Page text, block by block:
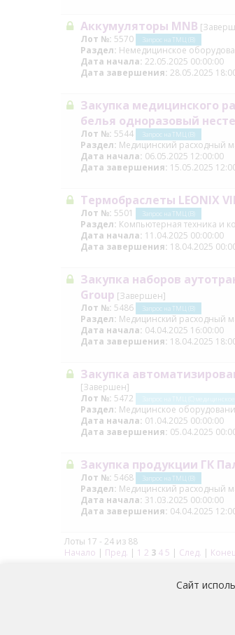
Лоты 17 - 24 из 88
Начало | Пред. | 1 2 3 4 5 | След. |
Аккумуляторы MNB
Лот №: 5570 Запрос на ТМЦ (В)
Раздел: Немедицинское
Дата начала: 22.05.2025 00:00:00
Дата завершения: 28.05.2025
Закупка медицинского
белья одноразовый
Лот №: 5544 Запрос на ТМЦ (В)
Раздел: Медицинский расходный
Дата начала: 06.05.2025 12:00:00
Дата завершения: 15.05.2025
Термобраслеты LEONIX
Лот №: 5501 Запрос на ТМЦ (В)
Раздел: Компьютерная техника и
Дата начала: 11.04.2025 00:00:00
Дата завершения: 18.04.2025
Закупка наборов
Group [Завершен]
Лот №: 5486 Запрос на ТМЦ (В)
Раздел: Медицинский расходный
Дата начала: 04.04.2025 16:00:00
Дата завершения: 18.04.2025
Закупка
[Завершен]
Лот №: 5472
Раздел: Медицинское
Дата начала: 01.04.2025 00:00:00
Дата завершения: 05.04.2025
Закупка продукции ГК
Лот №: 5468 Запрос на ТМЦ (В)
Раздел: Медицинский расходный
Дата начала: 31.03.2025 00:00:00
Дата завершения: 04.04.2025
Сайт